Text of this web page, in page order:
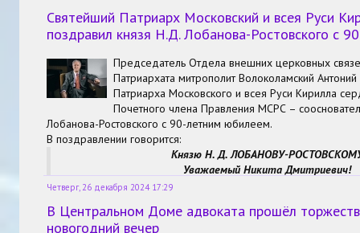
Святейший Патриарх Московский и всея Руси
поздравил князя Н.Д. Лобанова-Ростовского с
Председатель Отдела внешних церковных
Патриархата митрополит Волоколамский
Патриарха Московского и всея Руси Кирилла
Почетного члена Правления МСРС –
Лобанова-Ростовского с 90-летним юбилеем.
В поздравлении говорится:
Князю Н. Д. ЛОБАНОВУ-
Уважаемый Никита Дмитриевич!
От имени Святейшего Патриарха Московского и всея Руси
Ваш жизненный путь, исполненный преданности
Четверг, 26 декабря 2024 17:29
В Центральном Доме адвоката прошёл
новогодний вечер